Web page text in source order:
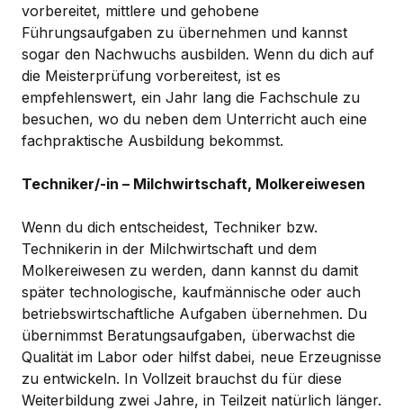
vorbereitet, mittlere und gehobene
Führungsaufgaben zu übernehmen und kannst
sogar den Nachwuchs ausbilden. Wenn du dich auf
die Meisterprüfung vorbereitest, ist es
empfehlenswert, ein Jahr lang die Fachschule zu
besuchen, wo du neben dem Unterricht auch eine
fachpraktische Ausbildung bekommst.
Techniker/-in – Milchwirtschaft, Molkereiwesen
Wenn du dich entscheidest, Techniker bzw.
Technikerin in der Milchwirtschaft und dem
Molkereiwesen zu werden, dann kannst du damit
später technologische, kaufmännische oder auch
betriebswirtschaftliche Aufgaben übernehmen. Du
übernimmst Beratungsaufgaben, überwachst die
Qualität im Labor oder hilfst dabei, neue Erzeugnisse
zu entwickeln. In Vollzeit brauchst du für diese
Weiterbildung zwei Jahre, in Teilzeit natürlich länger.